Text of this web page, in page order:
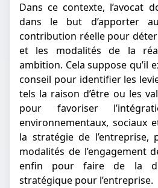
Dans ce contexte, l’avocat
dans le but d’apporter
contribution réelle pour
et les modalités de la
ambition. Cela suppose qu’il
conseil pour identifier les
tels la raison d’être ou les
pour favoriser
environnementaux, sociaux
la stratégie de l’entreprise,
modalités de l’engagement
enfin pour faire de la
stratégique pour l’entreprise.